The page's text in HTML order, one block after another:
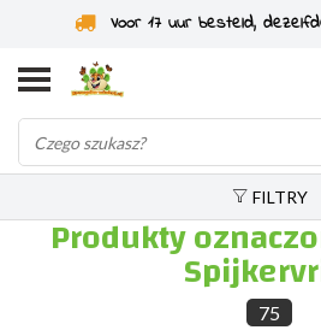
Specjaliści od gryzoni
FILTRY
Produkty
75